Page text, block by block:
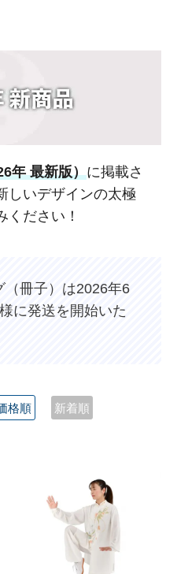
年 最新版）に掲載さ
しいデザインの太極
ください！
（冊子）は2026年6
に発送を開始いた
格順 新着順